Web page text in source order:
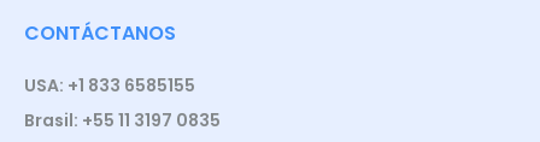
CONTÁCTANOS
USA: +1 833 6585155
Brasil: +55 11 3197 0835